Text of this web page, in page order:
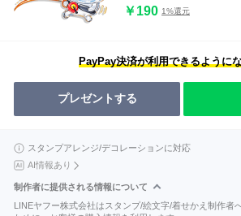
￥190 1%還元
PayPay決済が利用できるように
プレゼントする
スタンプアレンジ/デコレーションに対応
AI情報あり
制作者に提供される情報について
LINEヤフー株式会社はスタンプ/絵文字/着せかえ制作者